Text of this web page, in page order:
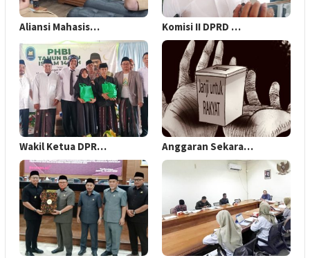
Aliansi Mahasis… Komisi II DPRD …
Wakil Ketua DPR… Anggaran Sekara…